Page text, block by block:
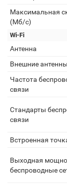
Максимальная
(Мб/с)
Wi-Fi
Антенна
Внешние антенны
Частота
связи
Стандарты
связи
Встроенная
Выходная
беспроводные